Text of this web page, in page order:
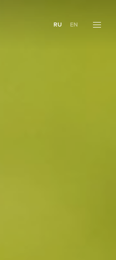
RU EN